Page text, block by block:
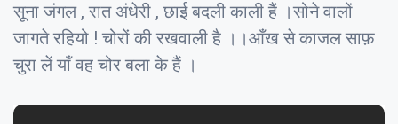
सूना जंगल , रात अंधेरी , छाई बदली काली हैं ।सोने वालों
जागते रहियो ! चोरों की रखवाली है ।।आँख से काजल साफ़
चुरा लें याँ वह चोर बला के हैं ।